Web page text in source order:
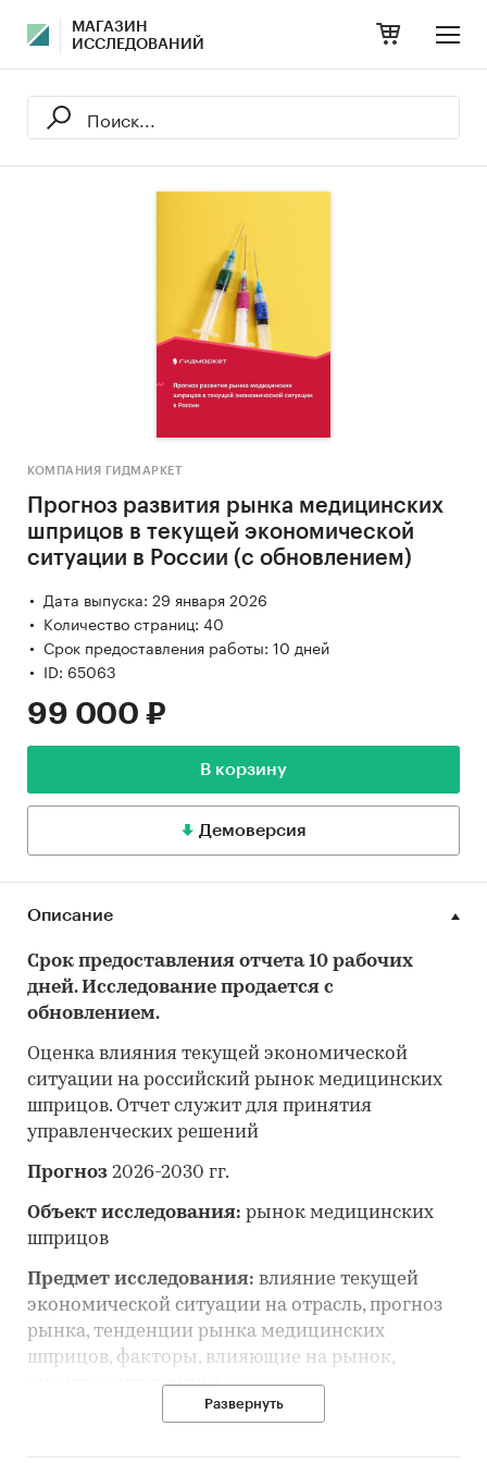
МАГАЗИН
ИССЛЕДОВАНИЙ
КОМПАНИЯ ГИДМАРКЕТ
Прогноз развития рынка медицинских
шприцов в текущей экономической
ситуации в России (с обновлением)
Дата выпуска: 29 января 2026
Количество страниц: 40
Срок предоставления работы: 10 дней
ID: 65063
99 000 ₽
В корзину
Демоверсия
Описание
Срок предоставления отчета 10 рабочих
дней. Исследование продается с
обновлением.
Оценка влияния текущей экономической
ситуации на российский рынок медицинских
шприцов. Отчет служит для принятия
управленческих решений
Прогноз 2026-2030 гг.
Объект исследования: рынок медицинских
шприцов
Предмет исследования: влияние текущей
экономической ситуации на отрасль, прогноз
рынка, тенденции рынка медицинских
шприцов, факторы, влияющие на рынок,
оценка конкуренции
Анализ и прогноз рынка медицинских
Развернуть